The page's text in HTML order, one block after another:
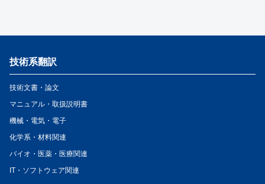
技術系翻訳
技術文書・論文
マニュアル・取扱説明書
機械・電気・電子
化学系・材料関連
バイオ・医薬・医療関連
IT・ソフトウェア関連